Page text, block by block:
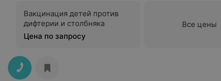
Вакцинация детей против
дифтерии и столбняка
Цена по запросу
Все цены